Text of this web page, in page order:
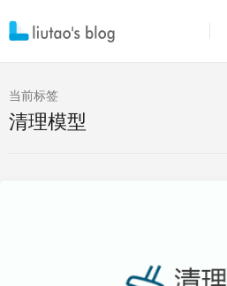
当前标签
清理模型